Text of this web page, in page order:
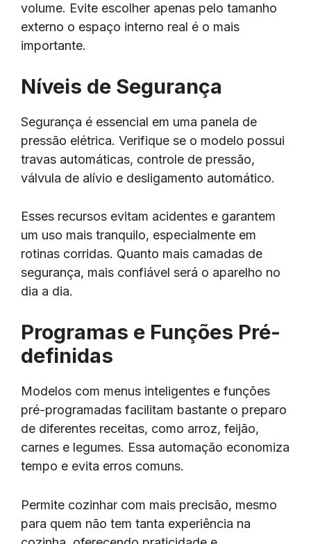
volume. Evite escolher apenas pelo tamanho
externo o espaço interno real é o mais
importante.
Níveis de Segurança
Segurança é essencial em uma panela de
pressão elétrica. Verifique se o modelo possui
travas automáticas, controle de pressão,
válvula de alívio e desligamento automático.
Esses recursos evitam acidentes e garantem
um uso mais tranquilo, especialmente em
rotinas corridas. Quanto mais camadas de
segurança, mais confiável será o aparelho no
dia a dia.
Programas e Funções Pré-
definidas
Modelos com menus inteligentes e funções
pré-programadas facilitam bastante o preparo
de diferentes receitas, como arroz, feijão,
carnes e legumes. Essa automação economiza
tempo e evita erros comuns.
Permite cozinhar com mais precisão, mesmo
para quem não tem tanta experiência na